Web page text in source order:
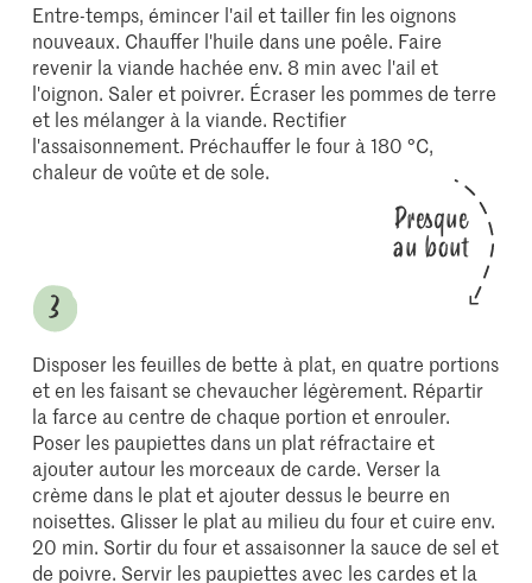
Entre-temps, émincer l'ail et tailler fin les oignons
nouveaux. Chauffer l'huile dans une poêle. Faire
revenir la viande hachée env. 8 min avec l'ail et
l'oignon. Saler et poivrer. Écraser les pommes de terre
et les mélanger à la viande. Rectifier
l'assaisonnement. Préchauffer le four à 180 °C,
chaleur de voûte et de sole.
Presque
au bout
Disposer les feuilles de bette à plat, en quatre portions
et en les faisant se chevaucher légèrement. Répartir
la farce au centre de chaque portion et enrouler.
Poser les paupiettes dans un plat réfractaire et
ajouter autour les morceaux de carde. Verser la
crème dans le plat et ajouter dessus le beurre en
noisettes. Glisser le plat au milieu du four et cuire env.
20 min. Sortir du four et assaisonner la sauce de sel et
de poivre. Servir les paupiettes avec les cardes et la